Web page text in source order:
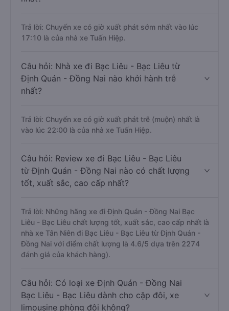
Trả lời: Chuyến xe có giờ xuất phát sớm nhất vào lúc
17:10 là của nhà xe Tuấn Hiệp.
Câu hỏi: Nhà xe đi Bạc Liêu - Bạc Liêu từ
Định Quán - Đồng Nai nào khởi hành trễ
nhất?
Trả lời: Chuyến xe có giờ xuất phát trễ (muộn) nhất là
vào lúc 22:00 là của nhà xe Tuấn Hiệp.
Câu hỏi: Review xe đi Bạc Liêu - Bạc Liêu
từ Định Quán - Đồng Nai nào có chất lượng
tốt, xuất sắc, cao cấp nhất?
Trả lời: Những hãng xe đi Định Quán - Đồng Nai Bạc
Liêu - Bạc Liêu chất lượng tốt, xuất sắc, cao cấp nhất là
nhà xe Tân Niên đi Bạc Liêu - Bạc Liêu từ Định Quán -
Đồng Nai với điểm chất lượng là 4.6/5 dựa trên 2274
đánh giá của khách hàng).
Câu hỏi: Có loại xe Định Quán - Đồng Nai
Bạc Liêu - Bạc Liêu dành cho cặp đôi, xe
limousine phòng đôi không?